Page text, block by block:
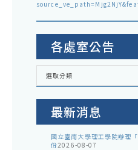
各處室公告
各
室
選取分類
最新消息
國立臺南大學理工學院辦理
份2026-08-07